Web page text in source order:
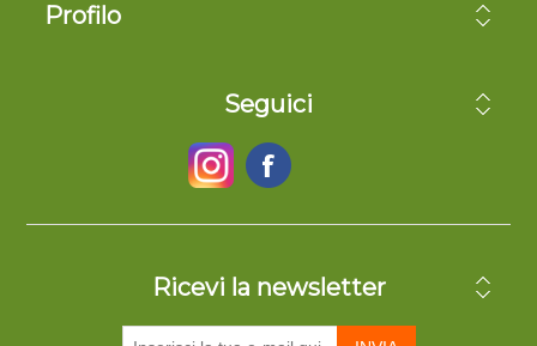
Profilo
Seguici
Ricevi la newsletter